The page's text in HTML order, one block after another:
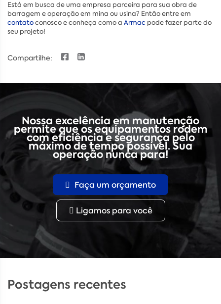
Está em busca de uma empresa parceira para sua obra de
barragem e operação em mina ou usina? Então entre em
contatoconosco e conheça como a Armac pode fazer parte do
seu projeto!
Compartilhe:
Nossa excelência em manutenção
permite que os equipamentos rodem
com eficiência e segurança pelo
máximo de tempo possível. Sua
operação nunca para!
Faça um orçamento
Ligamos para você
Postagens recentes